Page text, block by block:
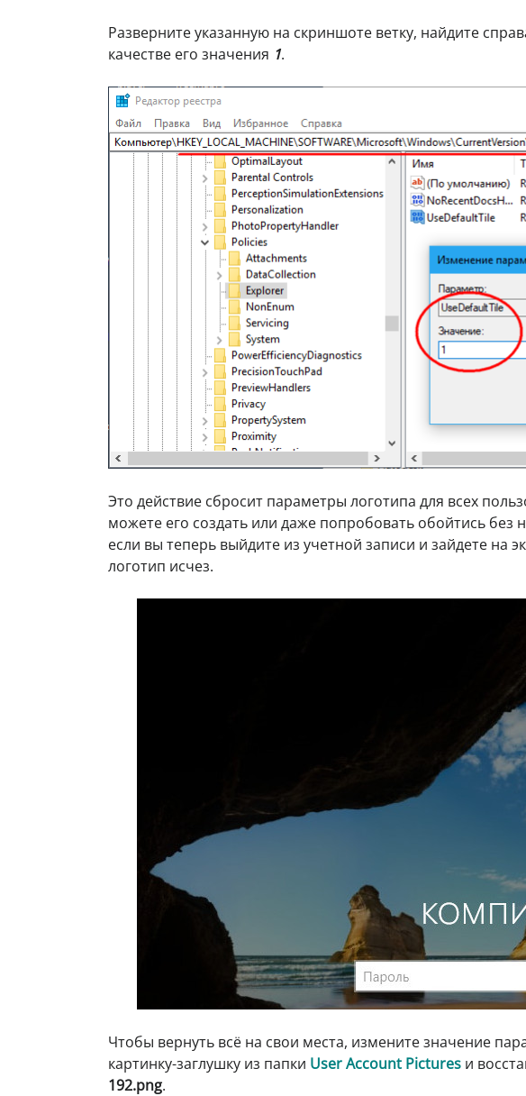
Разверните указанную на скриншоте ветку, найдите
качестве его значения 1.
Это действие сбросит параметры логотипа для всех
можете его создать или даже попробовать обойтись без
если вы теперь выйдите из учетной записи и зайдете на
логотип исчез.
Чтобы вернуть всё на свои места, измените значение
картинку-заглушку из папки User Account Pictures и
192.png.